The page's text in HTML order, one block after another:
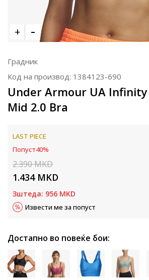
Градник
Код на производ: 1384123-690
Under Armour UA Infinity
Mid 2.0 Bra
LAST PIECE
Попуст40%
2.390MKD
1.434 MKD
Зштеда: 956 MKD
Извести ме за попуст
Достапно во повеќе бои: